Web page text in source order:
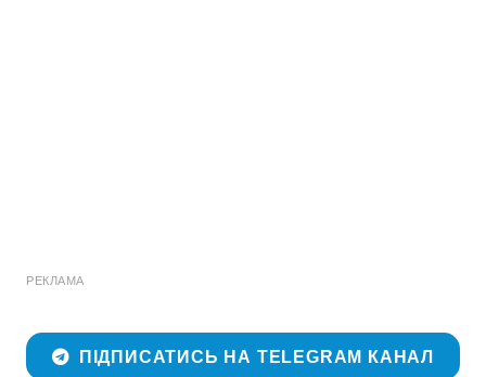
РЕКЛАМА
ПІДПИСАТИСЬ НА TELEGRAM КАНАЛ